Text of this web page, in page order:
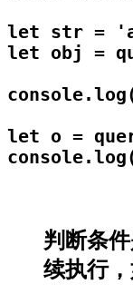
let str =
let obj =
let o =
判断条
续执行